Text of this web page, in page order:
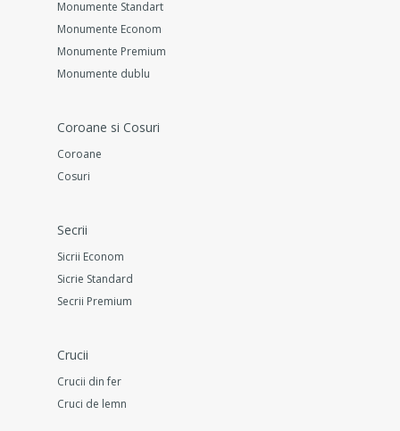
Monumente Standart
Monumente Econom
Monumente Premium
Monumente dublu
Coroane si Cosuri
Coroane
Cosuri
Secrii
Sicrii Econom
Sicrie Standard
Secrii Premium
Crucii
Crucii din fer
Cruci de lemn